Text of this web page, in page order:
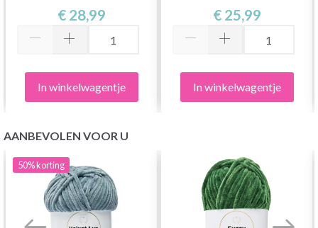
Ø, AIDA
€ 28,99
In winkelwagentje
STUKS
€ 25,99
In winkelwagentje
AANBEVOLEN VOOR U
50%korting